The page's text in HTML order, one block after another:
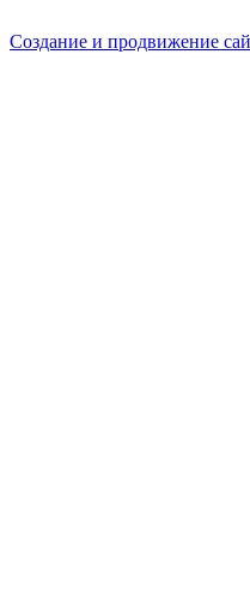
Создание и продвижение